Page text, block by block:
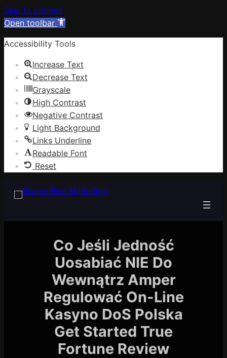
Skip to content
Open toolbar
Accessibility Tools
Increase Text
Decrease Text
Grayscale
High Contrast
Negative Contrast
Light Background
Links Underline
Readable Font
Reset
Co Jeśli Jedność
Uosabiać NIE Do
Wewnątrz Amper
Regulować On-Line
Kasyno DoS Polska
Get Started True
Fortune Review